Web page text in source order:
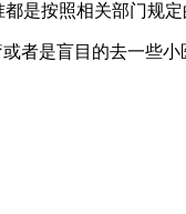
是按照相关部门规定
者是盲目的去一些小